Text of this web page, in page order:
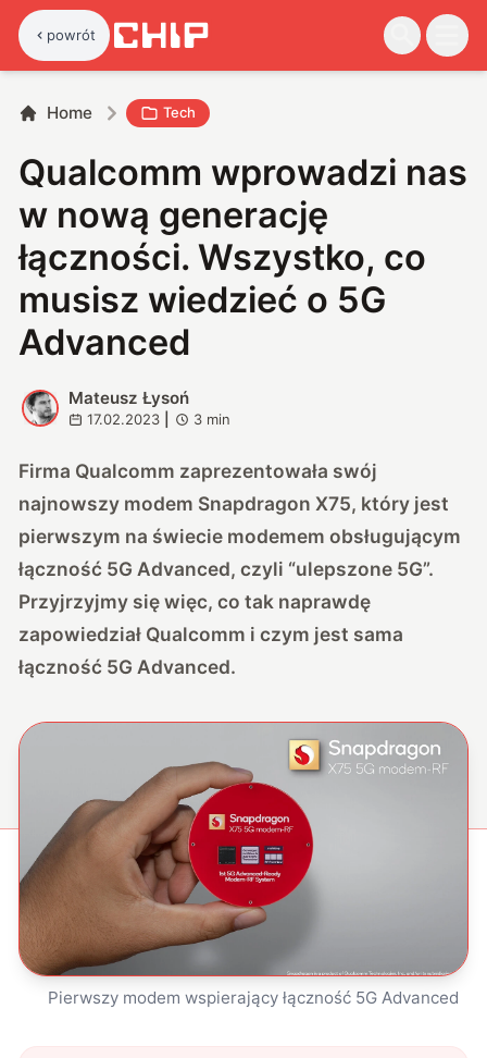
powrót
Home Tech
Qualcomm wprowadzi nas
w nową generację
łączności. Wszystko, co
musisz wiedzieć o 5G
Advanced
M
Mateusz Łysoń
17.02.2023 3 min
Firma Qualcomm zaprezentowała swój
najnowszy modem Snapdragon X75, który jest
pierwszym na świecie modemem obsługującym
łączność 5G Advanced, czyli “ulepszone 5G”.
Przyjrzyjmy się więc, co tak naprawdę
zapowiedział Qualcomm i czym jest sama
łączność 5G Advanced.
Pierwszy modem wspierający łączność 5G Advanced